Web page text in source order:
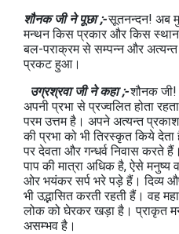
शौनक जी ने पूछा ;-सूतनन्दन! अब
मन्थन किस प्रकार और किस स्थान
बल-पराक्रम से सम्पन्न और अत्यन्त
प्रकट हुआ।
उग्रश्रवा जी ने कहा ;-शौनक जी!
अपनी प्रभा से प्रज्वलित होता
परम उत्तम है। अपने अत्यन्त
की प्रभा को भी तिरस्कृत किये
पर देवता और गन्धर्व निवास करते
पाप की मात्रा अधिक है, ऐसे
ओर भयंकर सर्प भरे पड़े हैं। दिव्य
भी उद्भासित करती रहती हैं। वह
लोक को घेरकर खड़ा है। प्राकृत
असम्भव है।